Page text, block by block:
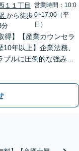
１１丁目
から徒歩
分
営業時間：10:0
0~17:00（平
日）
得】【産業カウンセラ
年以上】企業法務、
ルに圧倒的な強みあ
ー多数、分かりやす